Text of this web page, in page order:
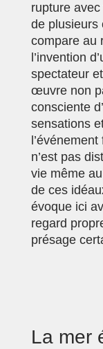
rupture
de plusieurs
compare au
l’invention
spectateur
œuvre non
consciente
sensations
n’est pas
vie même
de ces
évoque ici
regard
présage
La mer